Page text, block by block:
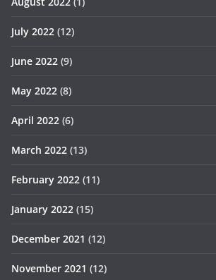
July 2022 (12)
June 2022 (9)
May 2022 (8)
April 2022 (6)
March 2022 (13)
February 2022 (11)
January 2022 (15)
December 2021 (12)
November 2021 (12)